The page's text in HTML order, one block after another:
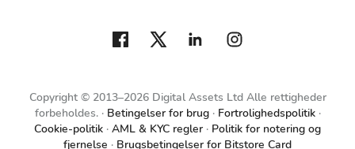
Copyright © 2013–2026 Digital Assets Ltd Alle rettigheder
forbeholdes.
Betingelser for brug
Fortrolighedspolitik
Cookie-politik AML & KYC regler
Politik for notering og
fjernelse
Brugsbetingelser for Bitstore Card